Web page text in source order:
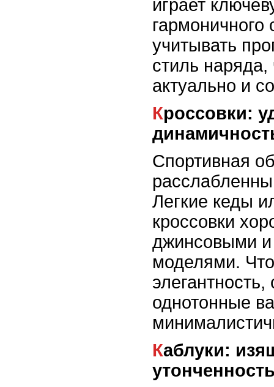
играет
учитывать
стиль
актуально и
Кроссовки: удобство и
Спортивная
Легкие кеды
кроссовки
джинсовыми
моделями.
однотонные
Каблуки: изящество и